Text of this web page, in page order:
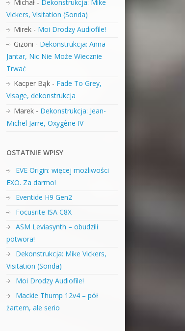
Michał- Dekonstrukcja: Mike
Vickers, Visitation (Sonda)
Mirek- Moi Drodzy Audiofile!
Gizoni - Dekonstrukcja: Anna
Jantar, Nic Nie Może Wiecznie
Trwać
Kacper Bąk- Fade To Grey,
Visage, dekonstrukcja
Marek- Dekonstrukcja: Jean-
Michel Jarre, Oxygène IV
OSTATNIE WPISY
EVE Origin: więcej możliwości
EXO. Za darmo!
Eventide H9 Gen2
Focusrite ISA C8X
ASM Leviasynth – obudzili
potwora!
Dekonstrukcja: Mike Vickers,
Visitation (Sonda)
Moi Drodzy Audiofile!
Mackie Thump 12v4 – pół
żartem, ale serio